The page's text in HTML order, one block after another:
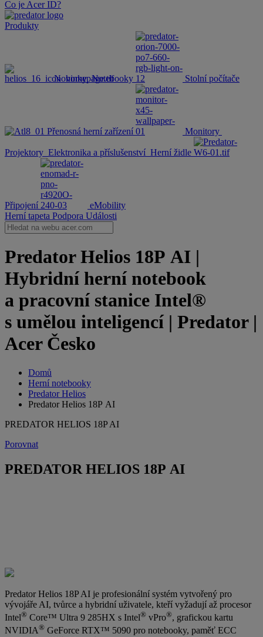
Co je Acer ID?
Produkty
Novinky Notebooky Stolní počítače
Přenosná herní zařízení Monitory
Projektory Elektronika a příslušenství Herní židle
Připojení
eMobility
Herní tapeta Podpora Události
Predator Helios 18P AI |
Hybridní herní notebook
a pracovní stanice Intel®
s umělou inteligencí | Predator |
Acer Česko
Domů
Herní notebooky
Predator Helios
Predator Helios 18P AI
PREDATOR HELIOS 18P AI
Porovnat
PREDATOR HELIOS 18P AI
Predator Helios 18P AI je profesionální systém vytvořený pro
vývojáře AI, tvůrce a hybridní uživatele, kteří vyžadují až procesor
Intel® Core™ Ultra 9 285HX s Intel® vPro®, grafickou kartu
NVIDIA® GeForce RTX™ 5090 pro notebooky, paměť ECC